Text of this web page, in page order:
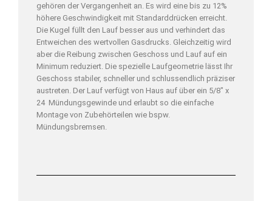
gehören der Vergangenheit an. Es wird eine bis zu 12%
höhere Geschwindigkeit mit Standarddrücken erreicht.
Die Kugel füllt den Lauf besser aus und verhindert das
Entweichen des wertvollen Gasdrucks. Gleichzeitig wird
aber die Reibung zwischen Geschoss und Lauf auf ein
Minimum reduziert. Die spezielle Laufgeometrie lässt Ihr
Geschoss stabiler, schneller und schlussendlich präziser
austreten. Der Lauf verfügt von Haus auf über ein 5/8″ x
24 Mündungsgewinde und erlaubt so die einfache
Montage von Zubehörteilen wie bspw.
Mündungsbremsen.